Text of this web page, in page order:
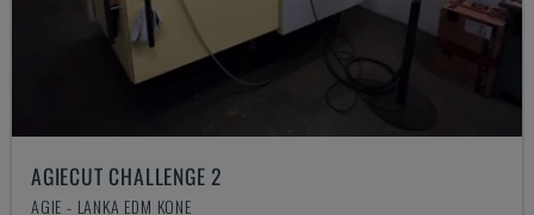
AGIECUT CHALLENGE 2
AGIE - LANKA EDM KONE